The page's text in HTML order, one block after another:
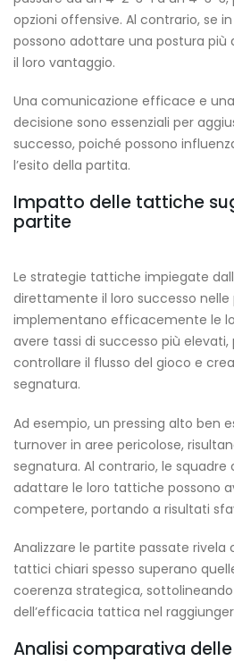
opzioni offensive. Al contrario, se
possono adottare una postura più
il loro vantaggio.
Una comunicazione efficace e
decisione sono essenziali per
successo, poiché possono
l’esito della partita.
Impatto delle tattiche
partite
Le strategie tattiche impiegate
direttamente il loro successo nelle
implementano efficacemente le
avere tassi di successo più elevati,
controllare il flusso del gioco e
segnatura.
Ad esempio, un pressing alto ben
turnover in aree pericolose,
segnatura. Al contrario, le squadre
adattare le loro tattiche possono
competere, portando a risultati
Analizzare le partite passate rivela
tattici chiari spesso superano
coerenza strategica, sottolineando
dell’efficacia tattica nel
Analisi comparativa